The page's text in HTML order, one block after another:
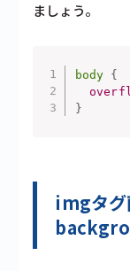
ましょう。
body {
}
imgタグ